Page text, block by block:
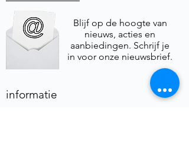
Blijf op de hoogte van
nieuws, acties en
aanbiedingen. Schrijf je
in voor onze nieuwsbrief.
informatie